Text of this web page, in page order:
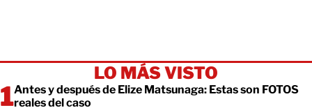
LO MÁS VISTO
Antes y después de Elize Matsunaga: Estas son FOTOS
reales del caso